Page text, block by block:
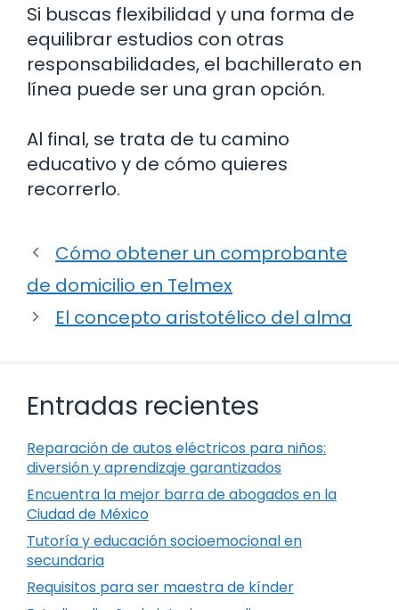
Si buscas flexibilidad y una forma de
equilibrar estudios con otras
responsabilidades, el bachillerato en
línea puede ser una gran opción.
Al final, se trata de tu camino
educativo y de cómo quieres
recorrerlo.
Cómo obtener un comprobante
de domicilio en Telmex
El concepto aristotélico del alma
Entradas recientes
Reparación de autos eléctricos para niños:
diversión y aprendizaje garantizados
Encuentra la mejor barra de abogados en la
Ciudad de México
Tutoría y educación socioemocional en
secundaria
Requisitos para ser maestra de kínder